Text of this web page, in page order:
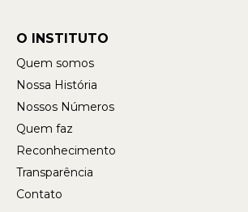
O INSTITUTO
Quem somos
Nossa História
Nossos Números
Quem faz
Reconhecimento
Transparência
Contato